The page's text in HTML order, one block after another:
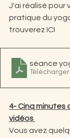
J'ai réalisé pour
pratique du
trouverez ICI
séance
Télécharger
4- Cinq minutes
vidéos
Vous avez